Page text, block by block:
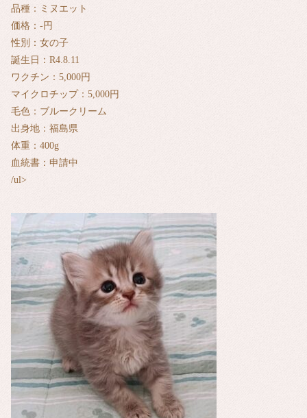
品種：ミヌエット
価格：‐円
性別：女の子
誕生日：R4.8.11
ワクチン：5,000円
マイクロチップ：5,000円
毛色：ブルークリーム
出身地：福島県
体重：400g
血統書：申請中
/ul>